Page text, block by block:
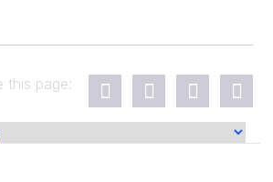
this page: